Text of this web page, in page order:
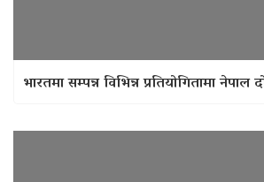
भारतमा सम्पन्न विभिन्न प्रतियोगितामा नेपाल